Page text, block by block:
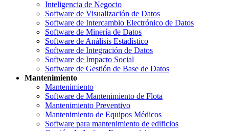
Inteligencia de Negocio
Software de Visualización de Datos
Software de Intercambio Electrónico de Datos
Software de Minería de Datos
Software de Análisis Estadístico
Software de Integración de Datos
Software de Impacto Social
Software de Gestión de Base de Datos
Mantenimiento
Mantenimiento
Software de Mantenimiento de Flota
Mantenimiento Preventivo
Mantenimiento de Equipos Médicos
Software para mantenimiento de edificios